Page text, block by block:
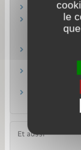
Dans quel
Rénovation :
les délais de
Faut-il une
installer un
Peut-on
travaux chez
Et aussi
le